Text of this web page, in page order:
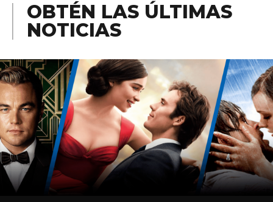
OBTÉN LAS ÚLTIMAS
NOTICIAS